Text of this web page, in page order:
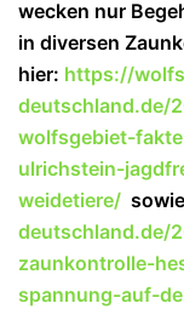
wecken nur
in diversen
hier: https://
deutschland.de/
wolfsgebiet-
ulrichstein-
weidetiere/
deutschland.de/
zaunkontrolle-
spannung-auf-